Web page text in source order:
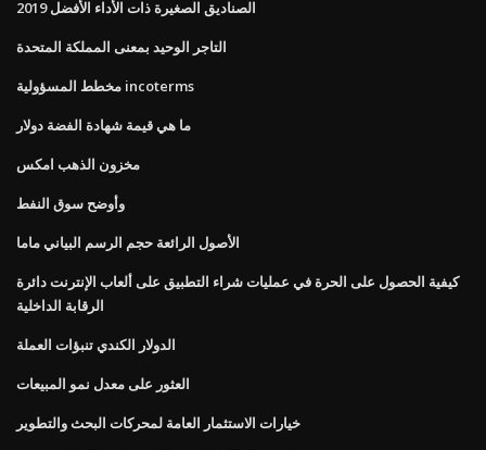
الصناديق الصغيرة ذات الأداء الأفضل 2019
التاجر الوحيد بمعنى المملكة المتحدة
مخطط المسؤولية incoterms
ما هي قيمة شهادة الفضة دولار
مخزون الذهب امكس
وأوضح سوق النفط
الأصول الرائعة حجم الرسم البياني ماما
كيفية الحصول على الحرة في عمليات شراء التطبيق على ألعاب الإنترنت دائرة
الرقابة الداخلية
الدولار الكندي تنبؤات العملة
العثور على معدل نمو المبيعات
خيارات الاستثمار العامة لمحركات البحث والتطوير